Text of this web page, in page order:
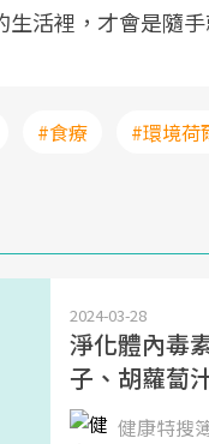
活裡，才會是隨
#食療 #環境荷
2024-03-28
淨化體內毒
子、胡蘿蔔
健康特搜